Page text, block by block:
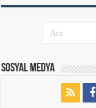
Sosyal Medya